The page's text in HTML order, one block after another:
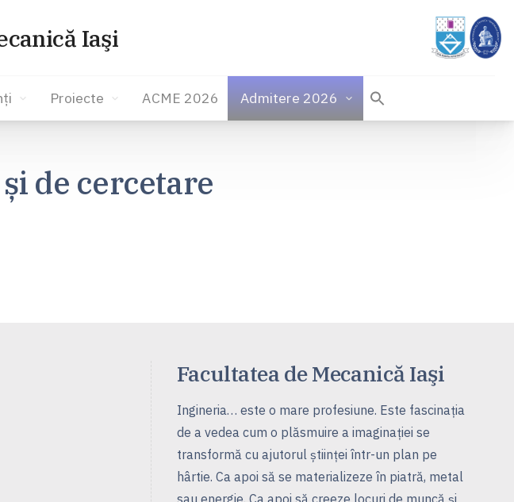
Iaşi
Proiecte ACME 2026 Admitere 2026
de cercetare
Facultatea de Mecanică Iaşi
Ingineria… este o mare profesiune. Este fascinaţia
de a vedea cum o plăsmuire a imaginaţiei se
transformă cu ajutorul ştiinţei într-un plan pe
hârtie. Ca apoi să se materializeze în piatră, metal
sau energie. Ca apoi să creeze locuri de muncă şi